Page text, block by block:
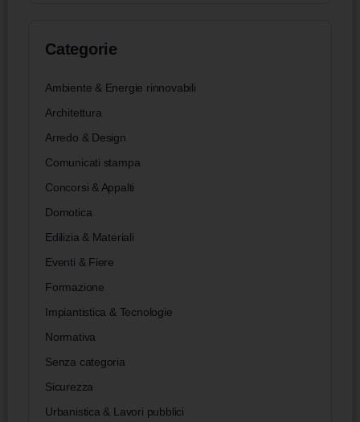
Categorie
Ambiente & Energie rinnovabili
Architettura
Arredo & Design
Comunicati stampa
Concorsi & Appalti
Domotica
Edilizia & Materiali
Eventi & Fiere
Formazione
Impiantistica & Tecnologie
Normativa
Senza categoria
Sicurezza
Urbanistica & Lavori pubblici